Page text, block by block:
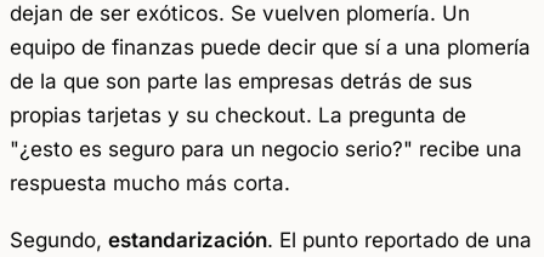
dejan de ser exóticos. Se vuelven plomería. Un
equipo de finanzas puede decir que sí a una plomería
de la que son parte las empresas detrás de sus
propias tarjetas y su checkout. La pregunta de
"¿esto es seguro para un negocio serio?" recibe una
respuesta mucho más corta.
Segundo, estandarización. El punto reportado de una